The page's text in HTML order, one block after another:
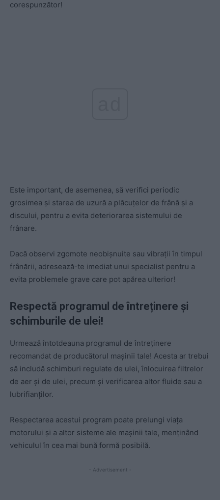
corespunzător!
Este important, de asemenea, să verifici periodic
grosimea și starea de uzură a plăcuțelor de frână și a
discului, pentru a evita deteriorarea sistemului de
frânare.
Dacă observi zgomote neobișnuite sau vibrații în timpul
frânării, adresează-te imediat unui specialist pentru a
evita problemele grave care pot apărea ulterior!
Respectă programul de întreținere și
schimburile de ulei!
Urmează întotdeauna programul de întreținere
recomandat de producătorul mașinii tale! Acesta ar trebui
să includă schimburi regulate de ulei, înlocuirea filtrelor
de aer și de ulei, precum și verificarea altor fluide sau a
lubrifianților.
Respectarea acestui program poate prelungi viața
motorului și a altor sisteme ale mașinii tale, menținând
vehiculul în cea mai bună formă posibilă.
- Advertisement -